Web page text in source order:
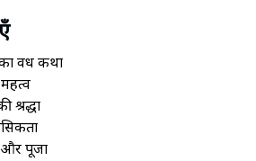
वध कथा
श्रद्धा
और पूजा